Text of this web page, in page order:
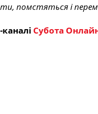
помстяться і
Субота